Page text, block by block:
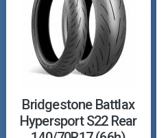
Bridgestone Battlax
Hypersport S22 Rear